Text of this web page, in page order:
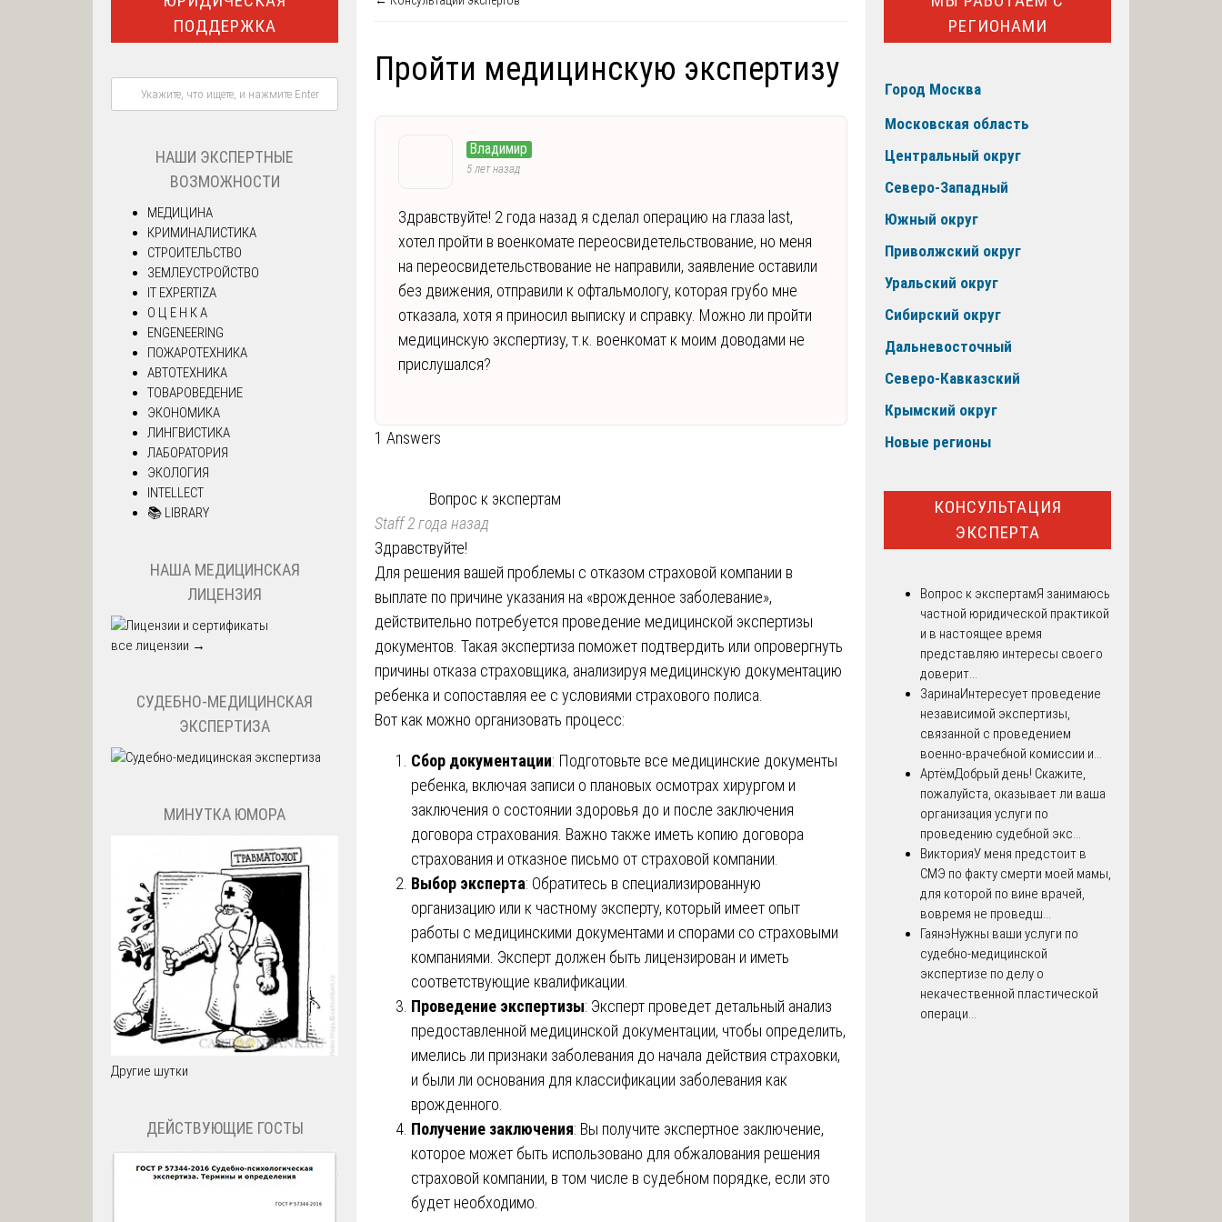
Пройти медицинскую экспертизу
Владимир
5 лет назад
Здравствуйте! 2 года назад я сделал операцию на глаза last,
хотел пройти в военкомате переосвидетельствование, но меня
на переосвидетельствование не направили, заявление оставили
без движения, отправили к офтальмологу, которая грубо мне
отказала, хотя я приносил выписку и справку. Можно ли пройти
медицинскую экспертизу, т.к. военкомат к моим доводами не
прислушался?
1 Answers
Вопрос к экспертам
Staff2 года назад
Здравствуйте!
Для решения вашей проблемы с отказом страховой компании в
выплате по причине указания на «врожденное заболевание»,
действительно потребуется проведение медицинской экспертизы
документов. Такая экспертиза поможет подтвердить или опровергнуть
причины отказа страховщика, анализируя медицинскую документацию
ребенка и сопоставляя ее с условиями страхового полиса.
Вот как можно организовать процесс:
Сбор документации: Подготовьте все медицинские документы
ребенка, включая записи о плановых осмотрах хирургом и
заключения о состоянии здоровья до и после заключения
договора страхования. Важно также иметь копию договора
страхования и отказное письмо от страховой компании.
Выбор эксперта: Обратитесь в специализированную
организацию или к частному эксперту, который имеет опыт
работы с медицинскими документами и спорами со страховыми
компаниями. Эксперт должен быть лицензирован и иметь
соответствующие квалификации.
Проведение экспертизы: Эксперт проведет детальный анализ
предоставленной медицинской документации, чтобы определить,
имелись ли признаки заболевания до начала действия страховки,
и были ли основания для классификации заболевания как
врожденного.
Получение заключения: Вы получите экспертное заключение,
которое может быть использовано для обжалования решения
страховой компании, в том числе в судебном порядке, если это
будет необходимо.
ПОДДЕРЖКА
НАШИ ЭКСПЕРТНЫЕ
ВОЗМОЖНОСТИ
МЕДИЦИНА
КРИМИНАЛИСТИКА
СТРОИТЕЛЬСТВО
ЗЕМЛЕУСТРОЙСТВО
IT EXPERTIZA
О Ц Е Н К А
ENGENEERING
ПОЖАРОТЕХНИКА
АВТОТЕХНИКА
ТОВАРОВЕДЕНИЕ
ЭКОНОМИКА
ЛИНГВИСТИКА
ЛАБОРАТОРИЯ
ЭКОЛОГИЯ
INTELLECT
📚 LIBRARY
НАША МЕДИЦИНСКАЯ
ЛИЦЕНЗИЯ
все лицензии →
СУДЕБНО-МЕДИЦИНСКАЯ
ЭКСПЕРТИЗА
МИНУТКА ЮМОРА
Другие шутки
ДЕЙСТВУЮЩИЕ ГОСТЫ
РЕГИОНАМИ
Город Москва
Московская область
Центральный округ
Северо-Западный
Южный округ
Приволжский округ
Уральский округ
Сибирский округ
Дальневосточный
Северо-Кавказский
Крымский округ
Новые регионы
КОНСУЛЬТАЦИЯ
ЭКСПЕРТА
Вопрос к экспертамЯ занимаюсь
частной юридической практикой
и в настоящее время
представляю интересы своего
доверит...
ЗаринаИнтересует проведение
независимой экспертизы,
связанной с проведением
военно-врачебной комиссии и...
АртёмДобрый день! Скажите,
пожалуйста, оказывает ли ваша
организация услуги по
проведению судебной экс...
ВикторияУ меня предстоит в
СМЭ по факту смерти моей мамы,
для которой по вине врачей,
вовремя не проведш...
ГаянэНужны ваши услуги по
судебно-медицинской
экспертизе по делу о
некачественной пластической
операци...